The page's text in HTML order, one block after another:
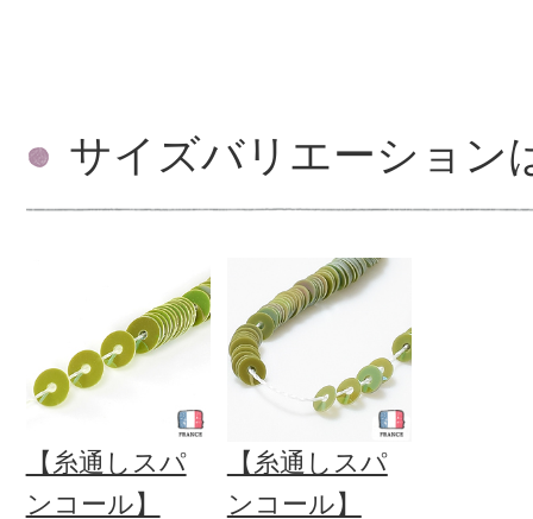
サイズバリエーション
【糸通しスパ
ンコール】
【糸通しスパ
ンコール】